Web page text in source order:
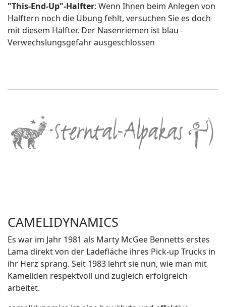
"This-End-Up"-Halfter: Wenn Ihnen beim Anlegen von
Halftern noch die Übung fehlt, versuchen Sie es doch
mit diesem Halfter. Der Nasenriemen ist blau -
Verwechslungsgefahr ausgeschlossen
CAMELIDYNAMICS
Es war im Jahr 1981 als Marty McGee Bennetts erstes
Lama direkt von der Ladefläche ihres Pick-up Trucks in
ihr Herz sprang. Seit 1983 lehrt sie nun, wie man mit
Kameliden respektvoll und zugleich erfolgreich
arbeitet.